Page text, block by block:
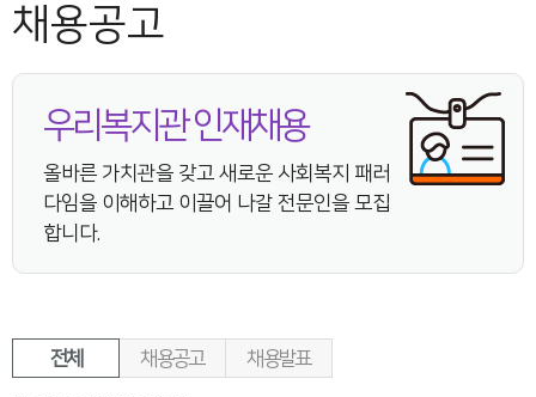
채용공고
우리복지관 인재채용
올바른 가치관을 갖고 새로운 사회복지 패러
다임을 이해하고 이끌어 나갈 전문인을 모집
합니다.
전체 채용공고 채용발표